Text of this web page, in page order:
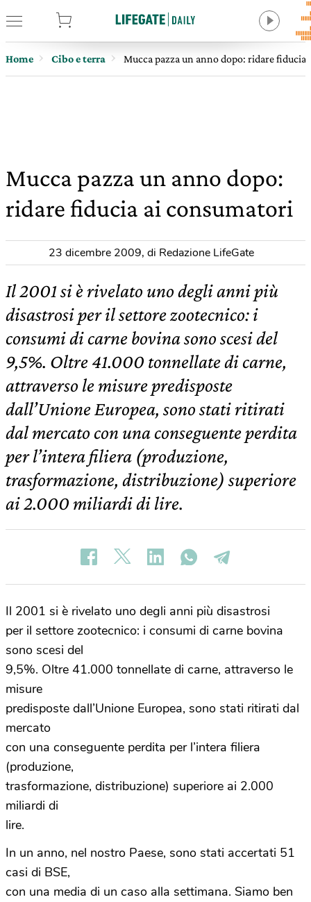
Home Cibo e terra Mucca pazza un anno dopo: ridare fiducia
Mucca pazza un anno dopo:
ridare fiducia ai consumatori
23 dicembre 2009, di Redazione LifeGate
Il 2001 si è rivelato uno degli anni più
disastrosi per il settore zootecnico: i
consumi di carne bovina sono scesi del
9,5%. Oltre 41.000 tonnellate di carne,
attraverso le misure predisposte
dall’Unione Europea, sono stati ritirati
dal mercato con una conseguente perdita
per l’intera filiera (produzione,
trasformazione, distribuzione) superiore
ai 2.000 miliardi di lire.
Il 2001 si è rivelato uno degli anni più disastrosi
per il settore zootecnico: i consumi di carne bovina
sono scesi del
9,5%. Oltre 41.000 tonnellate di carne, attraverso le
misure
predisposte dall’Unione Europea, sono stati ritirati dal
mercato
con una conseguente perdita per l’intera filiera
(produzione,
trasformazione, distribuzione) superiore ai 2.000
miliardi di
lire.
In un anno, nel nostro Paese, sono stati accertati 51
casi di BSE,
con una media di un caso alla settimana. Siamo ben